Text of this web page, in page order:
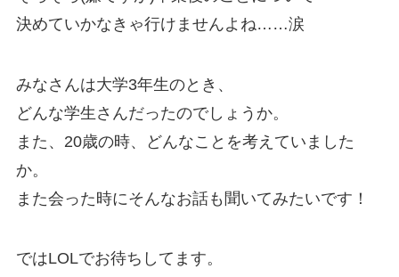
決めていかなきゃ行けませんよね……涙
みなさんは大学3年生のとき、
どんな学生さんだったのでしょうか。
また、20歳の時、どんなことを考えていました
か。
また会った時にそんなお話も聞いてみたいです！
ではLOLでお待ちしてます。